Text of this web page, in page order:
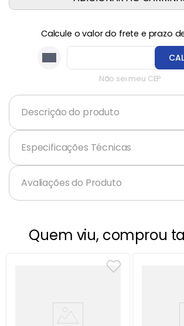
Calcule o valor do frete e prazo
Não sei meu CEP
Descrição do produto
Especificações Técnicas
Avaliações do Produto
Quem viu, comprou